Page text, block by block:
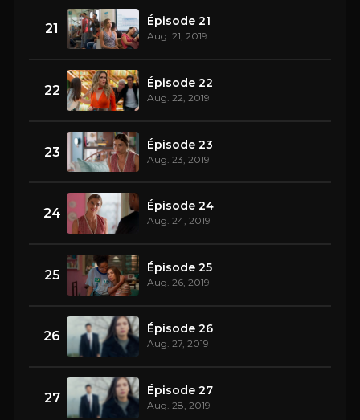
21 Épisode 21
Aug. 21, 2019
22 Épisode 22
Aug. 22, 2019
23 Épisode 23
Aug. 23, 2019
24 Épisode 24
Aug. 24, 2019
25 Épisode 25
Aug. 26, 2019
26 Épisode 26
Aug. 27, 2019
27 Épisode 27
Aug. 28, 2019